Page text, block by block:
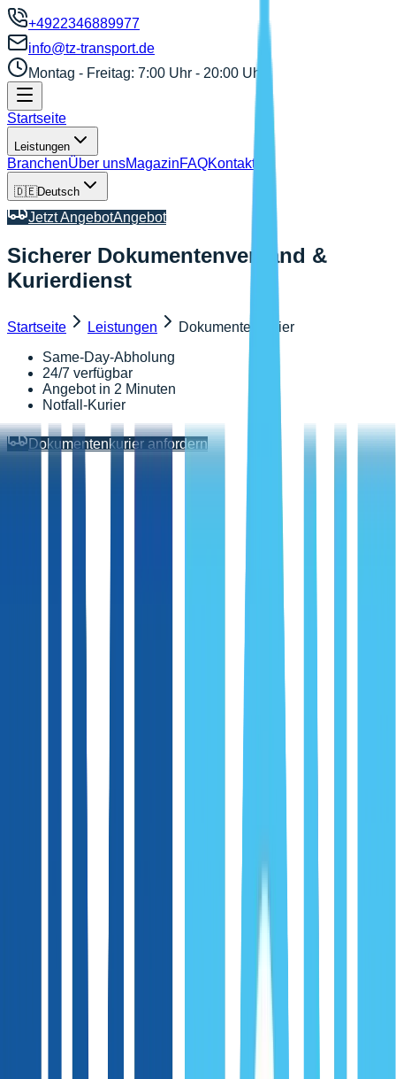
+4922346889977
info@tz-transport.de
Montag - Freitag: 7:00 Uhr - 20:00 Uhr
Startseite
Leistungen
BranchenÜber unsMagazinFAQKontakt
🇩🇪Deutsch
Jetzt AngebotAngebot
Sicherer Dokumentenversand &
Kurierdienst
Startseite Leistungen
Dokumentenkurier
Same-Day-Abholung
24/7 verfügbar
Angebot in 2 Minuten
Notfall-Kurier
Dokumentenkurier anfordern